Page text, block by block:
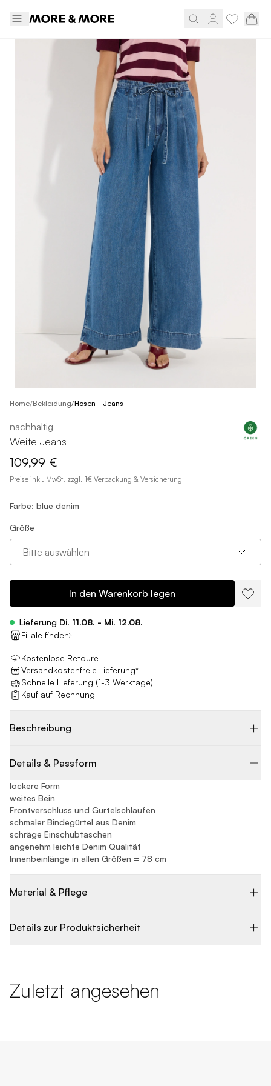
Home/Bekleidung/Hosen - Jeans
nachhaltig
Weite Jeans
109,99 €
Preise inkl. MwSt. zzgl. 1€ Verpackung & Versicherung
Farbe: blue denim
Größe
Bitte auswählen
In den Warenkorb legen
Lieferung Di. 11.08. - Mi. 12.08.
Filiale finden
Kostenlose Retoure
Versandkostenfreie Lieferung*
Schnelle Lieferung (1-3 Werktage)
Kauf auf Rechnung
Beschreibung
Details & Passform
lockere Form
weites Bein
Frontverschluss und Gürtelschlaufen
schmaler Bindegürtel aus Denim
schräge Einschubtaschen
angenehm leichte Denim Qualität
Innenbeinlänge in allen Größen = 78 cm
Material & Pflege
Details zur Produktsicherheit
Zuletzt angesehen